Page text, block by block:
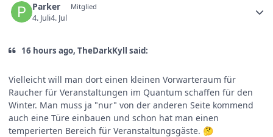
Parker Mitglied
4. Juli4. Jul
16 hours ago, TheDarkKyll said:
Vielleicht will man dort einen kleinen Vorwarteraum für
Raucher für Veranstaltungen im Quantum schaffen für den
Winter. Man muss ja "nur" von der anderen Seite kommend
auch eine Türe einbauen und schon hat man einen
temperierten Bereich für Veranstaltungsgäste. 🤔